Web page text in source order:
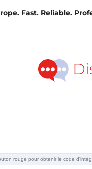
Fast. Reliable.